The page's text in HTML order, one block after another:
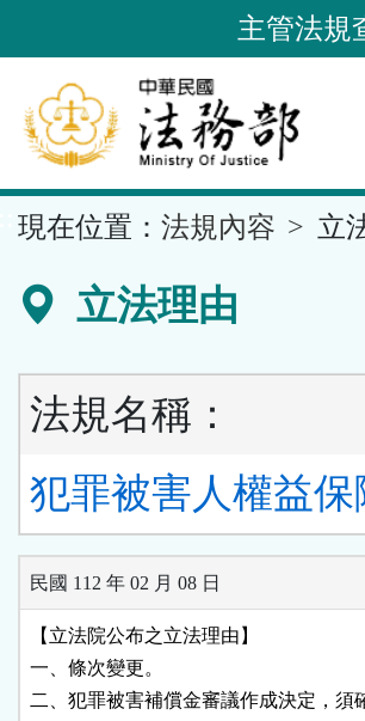
到
要
內
容
區
主管法規
現在位置： 法規內容 立
立法理由
法規名稱：
犯罪被害人權益保
民國 112 年 02 月 08 日
【立法院公布之立法理由】
一、條次變更。
二、犯罪被害補償金審議作成決定，